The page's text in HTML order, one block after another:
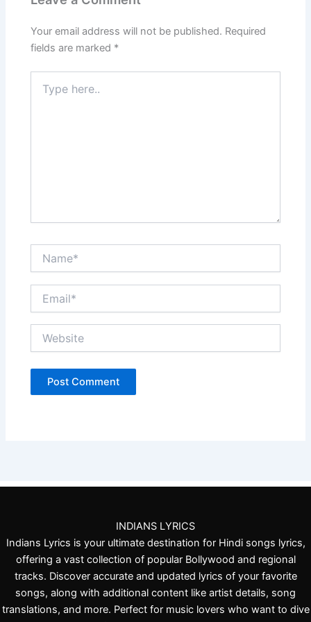
k
Your email address will not be published. Required
fields are marked *
here..
INDIANS LYRICS
Indians Lyrics is your ultimate destination for Hindi songs lyrics,
offering a vast collection of popular Bollywood and regional
tracks. Discover accurate and updated lyrics of your favorite
songs, along with additional content like artist details, song
translations, and more. Perfect for music lovers who want to dive